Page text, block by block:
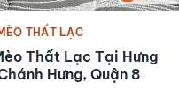
THẤT LẠC
Thất Lạc Tại Hưng
Hưng, Quận 8